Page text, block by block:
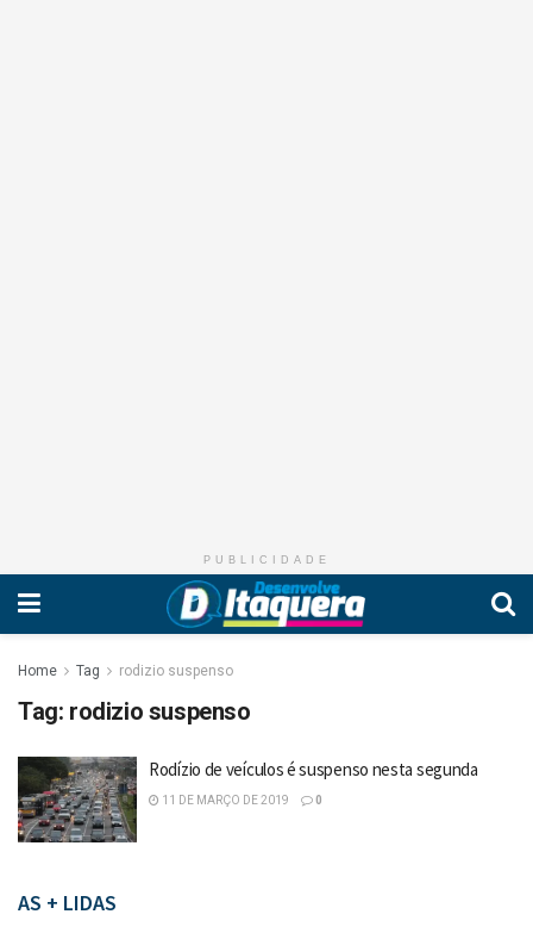
PUBLICIDADE
Home Tag rodizio suspenso
Tag: rodizio suspenso
Rodízio de veículos é suspenso nesta segunda
11 DE MARÇO DE 2019 0
AS + LIDAS